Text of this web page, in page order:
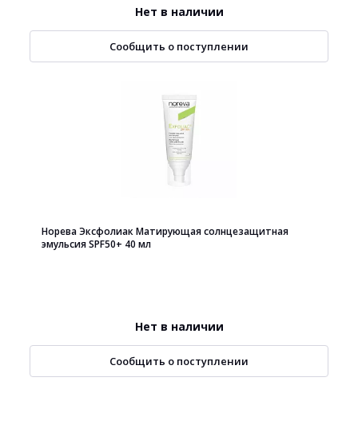
Нет в наличии
Сообщить о поступлении
Норева Эксфолиак Матирующая солнцезащитная
эмульсия SPF50+ 40 мл
Нет в наличии
Сообщить о поступлении